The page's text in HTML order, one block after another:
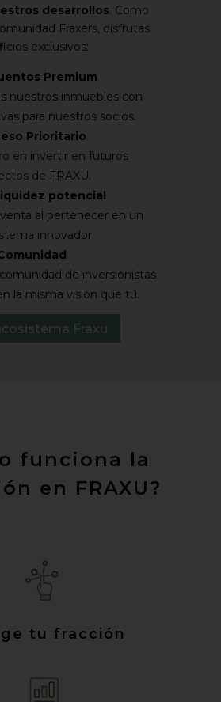
desarrollos. Como
Fraxers, disfrutas
exclusivos:
Premium
nuestros inmuebles con
para nuestros socios.
Prioritario
en invertir en futuros
de FRAXU.
potencial
al pertenecer en un
innovador.
de inversionistas
la misma visión que tú.
Fraxu
funciona la
en FRAXU?
tu fracción